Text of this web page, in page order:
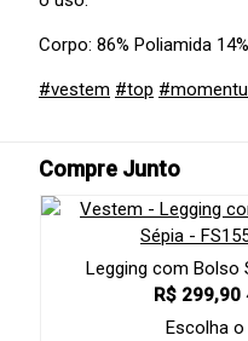
Corpo: 86% Poliamida
#vestem #top
Compre Junto
Legging com Bolso
R$ 299,90
Escolha